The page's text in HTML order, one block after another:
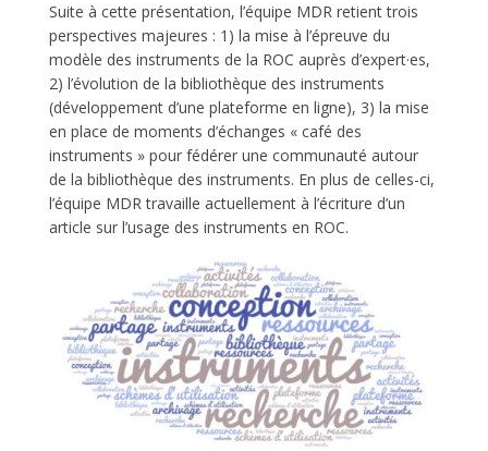
Suite à cette présentation, l’équipe MDR retient trois
perspectives majeures : 1) la mise à l’épreuve du
modèle des instruments de la ROC auprès d’expert·es,
2) l’évolution de la bibliothèque des instruments
(développement d’une plateforme en ligne), 3) la mise
en place de moments d’échanges « café des
instruments » pour fédérer une communauté autour
de la bibliothèque des instruments. En plus de celles-ci,
l’équipe MDR travaille actuellement à l’écriture d’un
article sur l’usage des instruments en ROC.